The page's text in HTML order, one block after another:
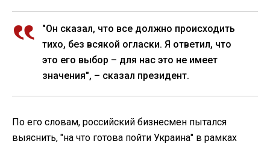
"Он сказал, что все должно происходить
тихо, без всякой огласки. Я ответил, что
это его выбор – для нас это не имеет
значения", – сказал президент.
По его словам, российский бизнесмен пытался
выяснить, "на что готова пойти Украина" в рамках